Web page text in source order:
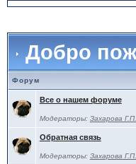
Добро
Форум
Все о нашем форуме
Модераторы: Захарова Г.П.
Обратная связь
Модераторы: Захарова Г.П.